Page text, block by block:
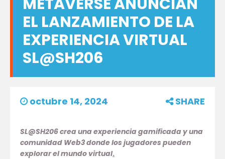
EL LANZAMIENTO DE LA
EXPERIENCIA VIRTUAL
SL@SH206
octubre 14, 2024 SHARE
SL@SH206 crea una experiencia gamificada y una
comunidad Web3 donde los jugadores pueden
explorar el mundo virtual.